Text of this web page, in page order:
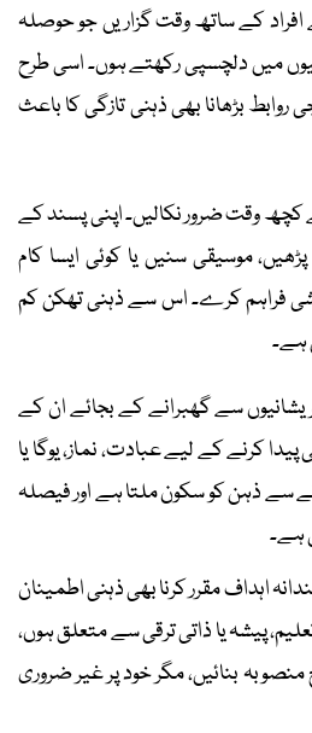
افراد کے ساتھ وقت گزاریں جو حوصلہ
میں دلچسپی رکھتے ہوں۔ اسی طرح
روابط بڑھانا بھی ذہنی تازگی کا باعث
وقت ضرور نکالیں۔ اپنی پسند کے
موسیقی سنیں یا کوئی ایسا کام
فراہم کرے۔ اس سے ذہنی تھکن کم
ہے۔
سے گھبرانے کے بجائے ان کے
کرنے کے لیے عبادت، نماز، یوگا یا
سے ذہن کو سکون ملتا ہے اور فیصلہ
ہے۔
اہداف مقرر کرنا بھی ذہنی اطمینان
پیشہ یا ذاتی ترقی سے متعلق ہوں،
بنائیں، مگر خود پر غیر ضروری